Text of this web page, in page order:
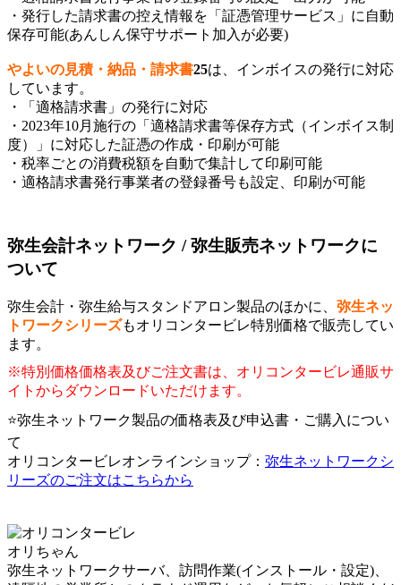
・発行した請求書の控え情報を「証憑管理サービス」に自動
保存可能(あんしん保守サポート加入が必要)
やよいの見積・納品・請求書25は、インボイスの発行に対応
しています。
・「適格請求書」の発行に対応
・2023年10月施行の「適格請求書等保存方式（インボイス制
度）」に対応した証憑の作成・印刷が可能
・税率ごとの消費税額を自動で集計して印刷可能
・適格請求書発行事業者の登録番号も設定、印刷が可能
弥生会計ネットワーク / 弥生販売ネットワークに
ついて
弥生会計・弥生給与スタンドアロン製品のほかに、 弥生ネッ
トワークシリーズもオリコンタービレ特別価格で販売してい
ます。
※特別価格価格表及びご注文書は、オリコンタービレ通販サ
イトからダウンロードいただけます。
⭐弥生ネットワーク製品の価格表及び申込書・ご購入につい
て
オリコンタービレオンラインショップ： 弥生ネットワークシ
リーズのご注文はこちらから
オリちゃん
弥生ネットワークサーバ、訪問作業(インストール・設定)、